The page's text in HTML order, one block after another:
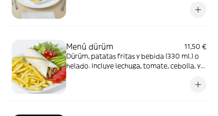
Menú dürüm
11,50 €
Dürüm, patatas fritas y bebida (330 ml.) o
helado. Incluye lechuga, tomate, cebolla, y